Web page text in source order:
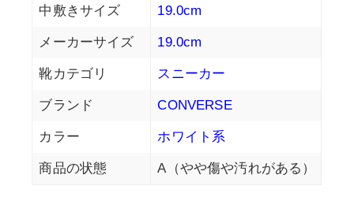
中敷きサイズ 19.0cm
メーカーサイズ 19.0cm
靴カテゴリ スニーカー
ブランド CONVERSE
カラー ホワイト系
商品の状態 A（やや傷や汚れがある）